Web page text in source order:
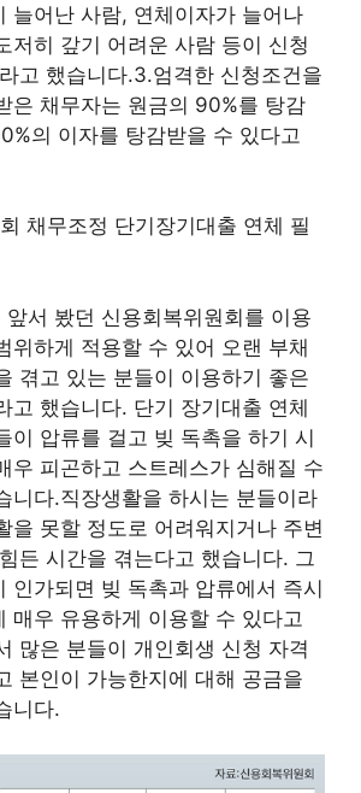
늘어난 사람, 연체이자가 늘어나
저히 갚기 어려운 사람 등이 신청
고 했습니다.3.엄격한 신청조건을
은 채무자는 원금의 90%를 탕감
의 이자를 탕감받을 수 있다고
앞서 봤던 신용회복위원회를 이용
위하게 적용할 수 있어 오랜 부채
겪고 있는 분들이 이용하기 좋은
고 했습니다. 단기 장기대출 연체
이 압류를 걸고 빚 독촉을 하기 시
우 피곤하고 스트레스가 심해질 수
니다.직장생활을 하시는 분들이라
을 못할 정도로 어려워지거나 주변
든 시간을 겪는다고 했습니다. 그
인가되면 빚 독촉과 압류에서 즉시
매우 유용하게 이용할 수 있다고
많은 분들이 개인회생 신청 자격
본인이 가능한지에 대해 공금을
니다.